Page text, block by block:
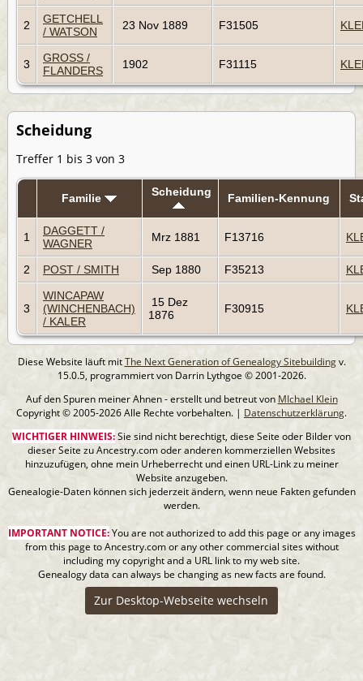
2
GETCHELL
/ WATSON
23 Nov 1889 F31505
3
GROSS /
FLANDERS
1902 F31115
Scheidung
Treffer 1 bis 3 von 3
Familie Scheidung Familien-Kennung
1
DAGGETT /
WAGNER
Mrz 1881 F13716
2 POST / SMITH Sep 1880 F35213
3
WINCAPAW
(WINCHENBACH)
/ KALER
15 Dez
1876
F30915
Diese Website läuft mitThe Next Generation of Genealogy Sitebuildingv.
15.0.5, programmiert von Darrin Lythgoe © 2001-2026.
Auf den Spuren meiner Ahnen - erstellt und betreut von MIchael Klein
Copyright © 2005-2026 Alle Rechte vorbehalten. | Datenschutzerklärung.
WICHTIGER HINWEIS:Sie sind nicht berechtigt, diese Seite oder Bilder von
dieser Seite zu Ancestry.com oder anderen kommerziellen Websites
hinzuzufügen, ohne mein Urheberrecht und einen URL-Link zu meiner
Website anzugeben.
Genealogie-Daten können sich jederzeit ändern, wenn neue Fakten gefunden
werden.
IMPORTANT NOTICE:You are not authorized to add this page or any images
from this page to Ancestry.com or any other commercial sites without
including my copyright and a URL link to my web site.
Genealogy data can always be changing as new facts are found.
Zur Desktop-Webseite wechseln